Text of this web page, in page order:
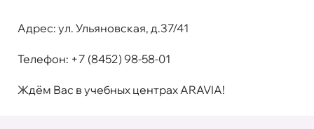
Адрес: ул. Ульяновская, д.37/41
Телефон: +7 (8452) 98-58-01
Ждём Вас в учебных центрах ARAVIA!